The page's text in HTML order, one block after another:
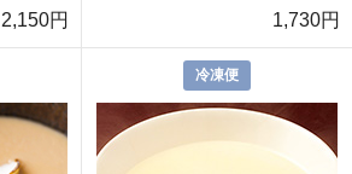
2,150円
1,730円
冷凍便